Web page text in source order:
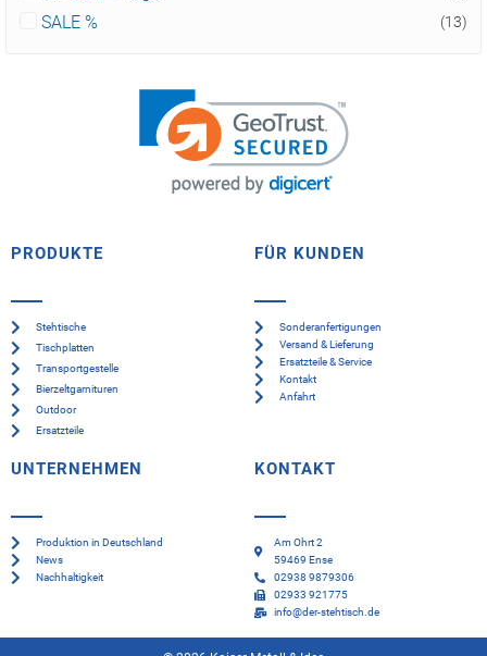
SALE % (13)
PRODUKTE
Stehtische
Tischplatten
Transportgestelle
Bierzeltgarnituren
Outdoor
Ersatzteile
FÜR KUNDEN
Sonderanfertigungen
Versand & Lieferung
Ersatzteile & Service
Kontakt
Anfahrt
UNTERNEHMEN
Produktion in Deutschland
News
Nachhaltigkeit
KONTAKT
Am Ohrt 2
59469 Ense
02938 9879306
02933 921775
info@der-stehtisch.de